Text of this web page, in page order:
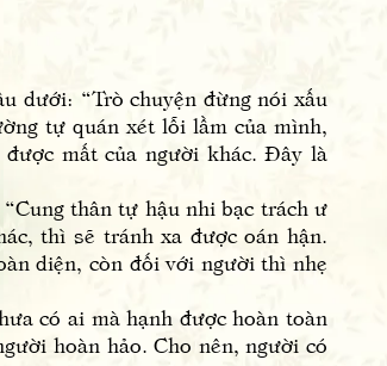
“Trò chuyện đừng nói xấu
tự quán xét lỗi lầm của mình,
mất của người khác. Đây là
thân tự hậu nhi bạc trách ư
thì sẽ tránh xa được oán hận.
diện, còn đối với người thì nhẹ
có ai mà hạnh được hoàn toàn
hoàn hảo. Cho nên, người có